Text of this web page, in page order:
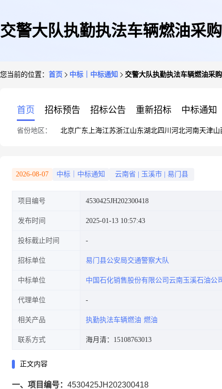
交警大队执勤执法车辆燃油采购
您当前的位置： 首页 中标｜中标通知 交警大队执勤执法车辆燃油采购
首页 招标预告 招标公告 重新招标 中标通知
省份地区： 北京广东 上海江苏浙江山东湖北四川 河北河南天津山
2026-08-07 中标｜中标通知 云南省 玉溪市 易门县
项目编号 4530425JH202300418
发布时间 2025-01-13 10:57:43
投标截止时间
招标单位 易门县公安局交通警察大队
中标单位 中国石化销售股份有限公司云南玉溪石油公
代理单位
相关产品 执勤执法车辆燃油 燃油
联系方式 海月清：15108763013
正文内容
一、项目编号： 4530425JH202300418